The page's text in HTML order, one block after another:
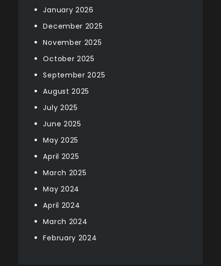
January 2026
December 2025
November 2025
October 2025
September 2025
August 2025
July 2025
June 2025
May 2025
April 2025
March 2025
May 2024
April 2024
March 2024
February 2024